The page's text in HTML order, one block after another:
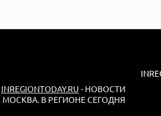
INREGIONTODAY.RU - НОВОСТИ
МОСКВА. В РЕГИОНЕ СЕГОДНЯ